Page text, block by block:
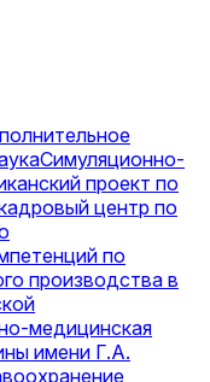
Симуляционно-
проект по
центр по
по
производства в
медицинская
имени Г.А.